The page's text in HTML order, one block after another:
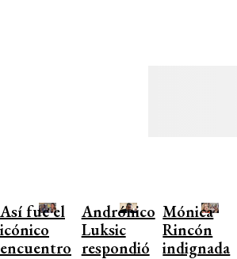
Así fue el
icónico
encuentro
Andrónico
Luksic
respondió
Mónica
Rincón
indignada